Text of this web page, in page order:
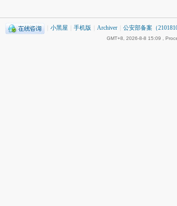
小黑屋 手机版 Archiver 公安部备案（
GMT+8, 2026-8-8 15:09 ,